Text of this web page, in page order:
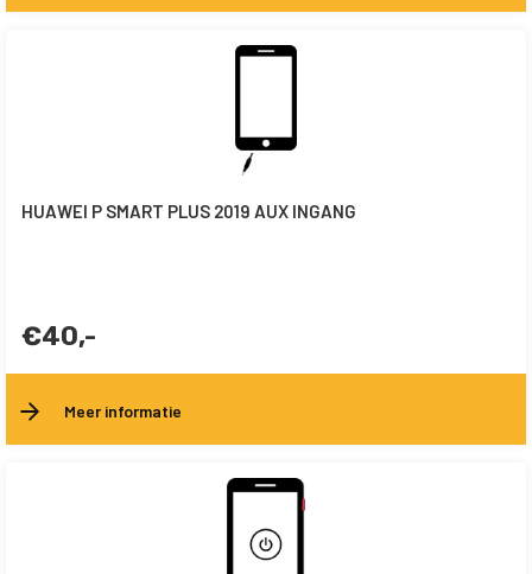
HUAWEI P SMART PLUS 2019 AUX INGANG
€40,-
Meer informatie